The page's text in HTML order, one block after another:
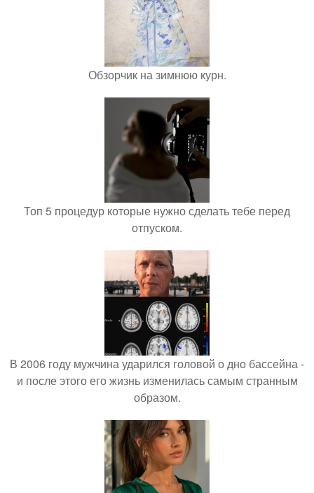
Обзорчик на зимнюю курн.
Топ 5 процедур которые нужно сделать тебе перед
отпуском.
В 2006 году мужчина ударился головой о дно бассейна -
и после этого его жизнь изменилась самым странным
образом.